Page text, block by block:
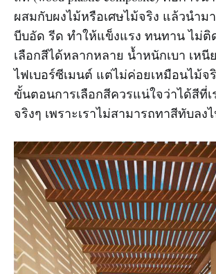
ผสมกับผงไม้หรือเศษไม้จริง แล้วนำม
บีบอัด รีด ทำให้แข็งแรง ทนทาน ไม่ติ
เลือกสีได้หลากหลาย น้ำหนักเบา เหนี
ไฟเบอร์ซีเมนต์ แต่ไม่ค่อยเหมือนไม้จ
ขั้นตอนการเลือกสีควรแน่ใจว่าได้สีที่เ
จริงๆ เพราะเราไม่สามารถทาสีทับลง